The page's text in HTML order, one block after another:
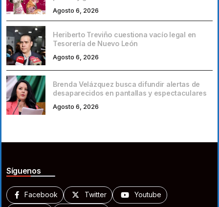
Agosto 6, 2026
Heriberto Treviño cuestiona vacío legal en
Tesorería de Nuevo León
Agosto 6, 2026
Brenda Velázquez busca difundir alertas de
desaparecidos en pantallas y espectaculares
Agosto 6, 2026
Síguenos
Facebook Twitter Youtube